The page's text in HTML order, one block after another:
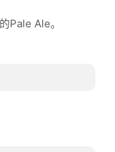
Pale Ale。